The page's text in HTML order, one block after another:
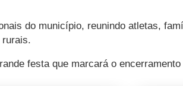
do município, reunindo atletas,
rurais.
festa que marcará o